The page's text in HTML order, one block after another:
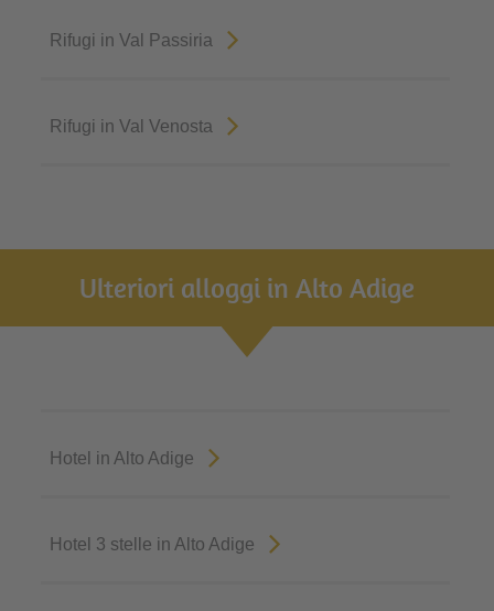
Rifugi in Val Passiria
Rifugi in Val Venosta
Ulteriori alloggi in Alto Adige
Hotel in Alto Adige
Hotel 3 stelle in Alto Adige